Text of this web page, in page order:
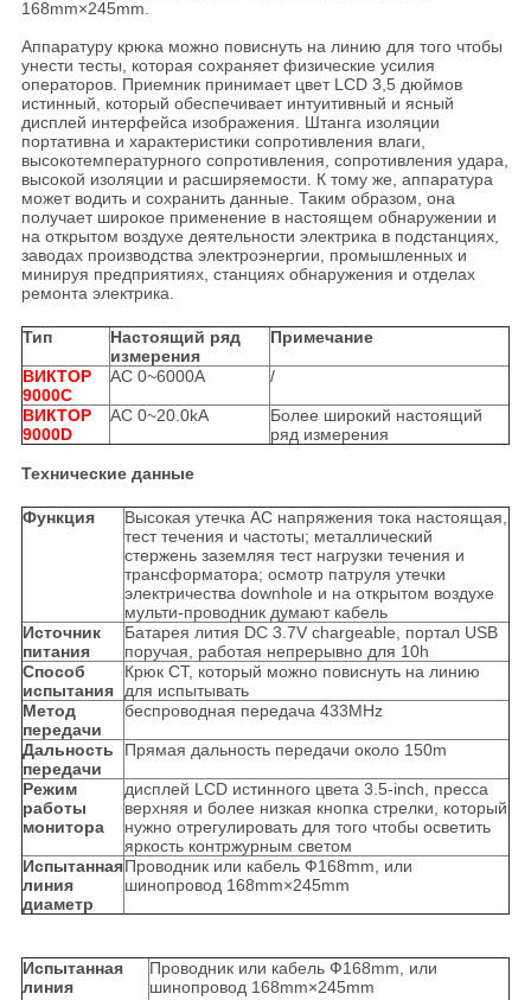
168mm×245mm.
Аппаратуру крюка можно повиснуть на линию для того чтобы
унести тесты, которая сохраняет физические усилия
операторов. Приемник принимает цвет LCD 3,5 дюймов
истинный, который обеспечивает интуитивный и ясный
дисплей интерфейса изображения. Штанга изоляции
портативна и характеристики сопротивления влаги,
высокотемпературного сопротивления, сопротивления удара,
высокой изоляции и расширяемости. К тому же, аппаратура
может водить и сохранить данные. Таким образом, она
получает широкое применение в настоящем обнаружении и
на открытом воздухе деятельности электрика в подстанциях,
заводах производства электроэнергии, промышленных и
минируя предприятиях, станциях обнаружения и отделах
ремонта электрика.
Тип
Настоящий ряд
измерения
Примечание
ВИКТОР
9000C
AC 0~6000A /
ВИКТОР
9000D
AC 0~20.0kA
Более широкий настоящий
ряд измерения
Технические данные
Функция
Высокая утечка AC напряжения тока настоящая,
тест течения и частоты; металлический
стержень заземляя тест нагрузки течения и
трансформатора; осмотр патруля утечки
электричества downhole и на открытом воздухе
мульти-проводник думают кабель
Источник
питания
Батарея лития DC 3.7V chargeable, портал USB
поручая, работая непрерывно для 10h
Способ
испытания
Крюк CT, который можно повиснуть на линию
для испытывать
Метод
передачи
беспроводная передача 433MHz
Дальность
передачи
Прямая дальность передачи около 150m
Режим
работы
монитора
дисплей LCD истинного цвета 3.5-inch, пресса
верхняя и более низкая кнопка стрелки, который
нужно отрегулировать для того чтобы осветить
яркость контржурным светом
Испытанная
линия
диаметр
Проводник или кабель Ф168mm, или
шинопровод 168mm×245mm
Испытанная
линия
Проводник или кабель Ф168mm, или
шинопровод 168mm×245mm